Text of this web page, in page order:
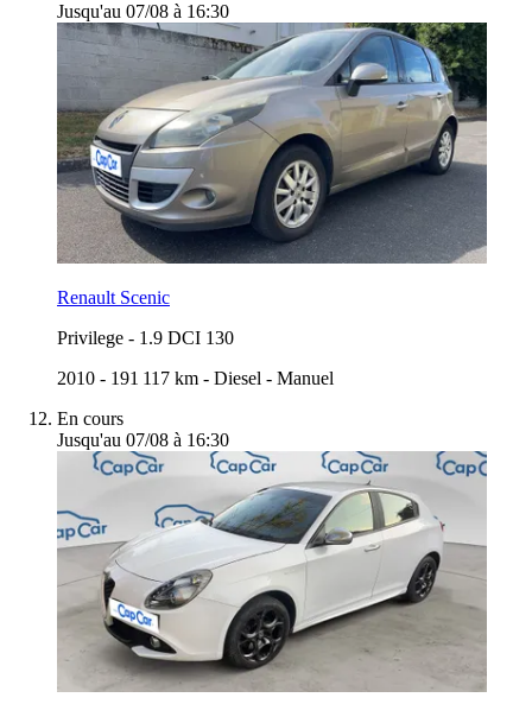
Jusqu'au 07/08 à 16:30
Renault Scenic
Privilege - 1.9 DCI 130
2010 - 191 117 km - Diesel - Manuel
En cours
Jusqu'au 07/08 à 16:30